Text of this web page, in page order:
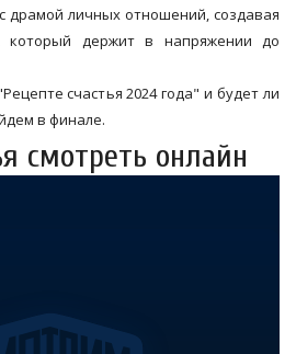
драмой личных отношений, создавая
который держит в напряжении до
счастья 2024 года" и будет ли
в финале.
смотреть онлайн